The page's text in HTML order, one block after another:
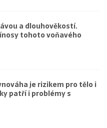
a dlouhověkostí.
tohoto voňavého
je rizikem pro tělo i
patří i problémy s